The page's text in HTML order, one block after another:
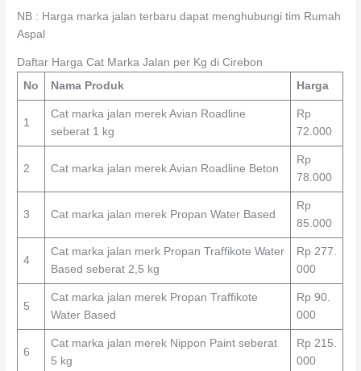
NB : Harga marka jalan terbaru dapat menghubungi tim Rumah
Aspal
Daftar Harga Cat Marka Jalan per Kg di Cirebon
No
Nama Produk Harga
1
Cat marka jalan merek Avian Roadline
seberat 1 kg
Rp
72.000
2 Cat marka jalan merek Avian Roadline Beton
Rp
78.000
3 Cat marka jalan merek Propan Water Based
Rp
85.000
4
Cat marka jalan merk Propan Traffikote Water
Based seberat 2,5 kg
Rp 277.
000
5
Cat marka jalan merek Propan Traffikote
Water Based
Rp 90.
000
6
Cat marka jalan merek Nippon Paint seberat
5 kg
Rp 215.
000